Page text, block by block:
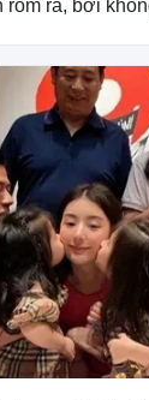
rôm rả, bởi